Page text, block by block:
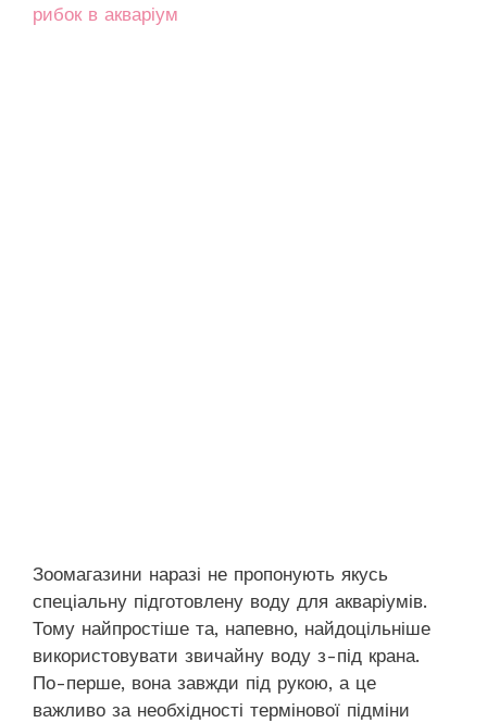
рибок в акваріум
Зоомагазини наразі не пропонують якусь
спеціальну підготовлену воду для акваріумів.
Тому найпростіше та, напевно, найдоцільніше
використовувати звичайну воду з-під крана.
По-перше, вона завжди під рукою, а це
важливо за необхідності термінової підміни